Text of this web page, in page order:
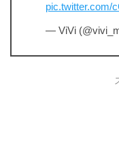
pic.twitter.com/
— ViVi